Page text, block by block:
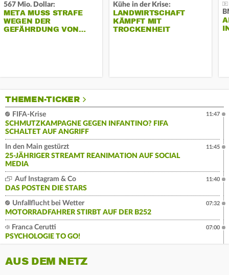
567 Mio. Dollar:
META MUSS STRAFE
WEGEN DER
GEFÄHRDUNG VON…
Kühe in der Krise:
LANDWIRTSCHAFT
KÄMPFT MIT
TROCKENHEIT
THEMEN-TICKER
FIFA-Krise
SCHMUTZKAMPAGNE GEGEN INFANTINO? FIFA
SCHALTET AUF ANGRIFF
11:47
In den Main gestürzt
25-JÄHRIGER STREAMT REANIMATION AUF SOCIAL
MEDIA
11:45
Auf Instagram & Co
DAS POSTEN DIE STARS
11:40
Unfallflucht bei Wetter
MOTORRADFAHRER STIRBT AUF DER B252
07:32
Franca Cerutti
PSYCHOLOGIE TO GO!
07:00
AUS DEM NETZ